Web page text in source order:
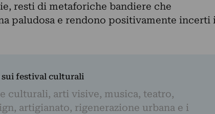
resti di metaforiche bandiere che
paludosa e rendono positivamente incerti
sui festival culturali
culturali, arti visive, musica, teatro,
artigianato, rigenerazione urbana e i